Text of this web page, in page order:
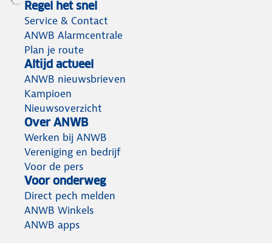
Regel het snel
Service & Contact
ANWB Alarmcentrale
Plan je route
Altijd actueel
ANWB nieuwsbrieven
Kampioen
Nieuwsoverzicht
Over ANWB
Werken bij ANWB
Vereniging en bedrijf
Voor de pers
Voor onderweg
Direct pech melden
ANWB Winkels
ANWB apps